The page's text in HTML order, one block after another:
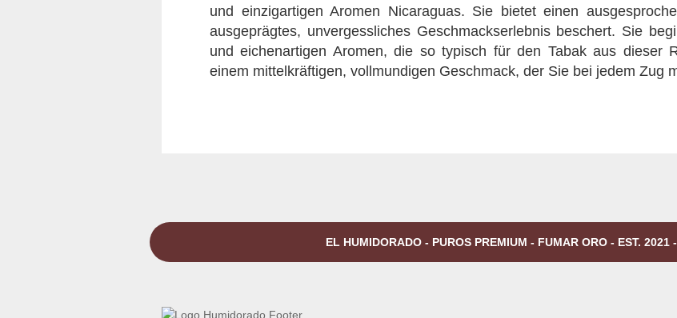
und einzigartigen Aromen Nicaraguas. Sie bietet einen
ausgeprägtes, unvergessliches Geschmackserlebnis beschert. Sie
und eichenartigen Aromen, die so typisch für den Tabak aus dieser
einem mittelkräftigen, vollmundigen Geschmack, der Sie bei jedem Zug
EL HUMIDORADO - PUROS PREMIUM - FUMAR ORO - EST. 2021